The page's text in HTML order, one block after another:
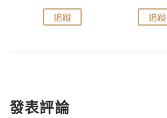
追蹤 追蹤
發表評論